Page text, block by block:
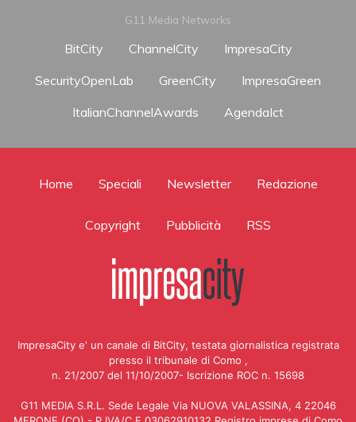
G11 Media Networks
BitCity ChannelCity
ImpresaCity
SecurityOpenLab
GreenCity
ImpresaGreen
ItalianChannelAwards
AgendaIct
Home Speciali Newsletter Redazione
Copyright Pubblicità RSS
ImpresaCity e' un canale di BitCity, testata giornalistica registrata
presso il tribunale di Como ,
n. 21/2007 del 11/10/2007- Iscrizione ROC n. 15698
G11 MEDIA S.R.L. Sede Legale Via NUOVA VALASSINA, 4 22046